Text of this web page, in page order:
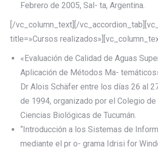
Febrero de 2005, Sal- ta, Argentina.
[/vc_column_text][/
title=»Cursos
«Evaluación de Calidad de Aguas
Aplicación de Métodos Ma-
Dr Alois Schäfer entre los días 26 al
de 1994, organizado por el Colegio de
Ciencias Biológicas de Tucumán.
“Introducción a los Sistemas de
mediante el pr o- grama Idrisi for